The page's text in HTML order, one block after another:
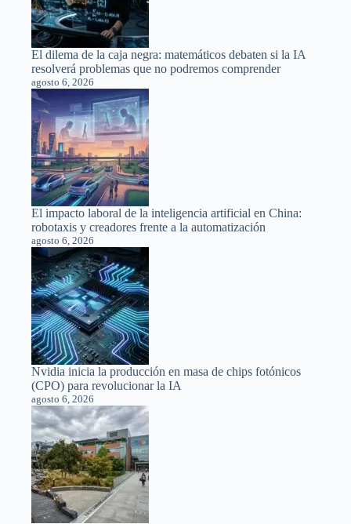
El dilema de la caja negra: matemáticos debaten si la IA
resolverá problemas que no podremos comprender
agosto 6, 2026
El impacto laboral de la inteligencia artificial en China:
robotaxis y creadores frente a la automatización
agosto 6, 2026
Nvidia inicia la producción en masa de chips fotónicos
(CPO) para revolucionar la IA
agosto 6, 2026